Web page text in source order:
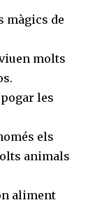
màgics de
molts
les
els
animals
aliment